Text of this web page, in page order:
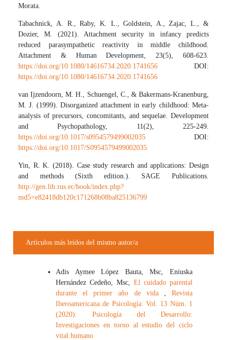
Morata.
Tabachnick, A. R., Raby, K. L., Goldstein, A., Zajac, L., &
Dozier, M. (2021). Attachment security in infancy predicts
reduced parasympathetic reactivity in middle childhood.
Attachment & Human Development, 23(5), 608-623.
https://doi.org/10.1080/14616734.2020.1741656 DOI:
https://doi.org/10.1080/14616734.2020.1741656
van Ijzendoorn, M. H., Schuengel, C., & Bakermans-Kranenburg,
M. J. (1999). Disorganized attachment in early childhood: Meta-
analysis of precursors, concomitants, and sequelae. Development
and Psychopathology, 11(2), 225-249.
https://doi.org/10.1017/s0954579499002035 DOI:
https://doi.org/10.1017/S0954579499002035
Yin, R. K. (2018). Case study research and applications: Design
and methods (Sixth edition.). SAGE Publications.
http://gen.lib.rus.ec/book/index.php?
md5=e82418db120c171268b08ba825136799
Artículos más leídos del mismo autor/a
Adis Aymee López Bauta, Msc, Eniuska
Hernández Cedeño, Msc, El cuidado parental
durante el primer año de vida
Revista
Iberoamericana de Psicología: Vol. 13 Núm. 1
(2020): Psicología del Desarrollo:
Investigaciones en torno al estudio del ciclo
vital humano